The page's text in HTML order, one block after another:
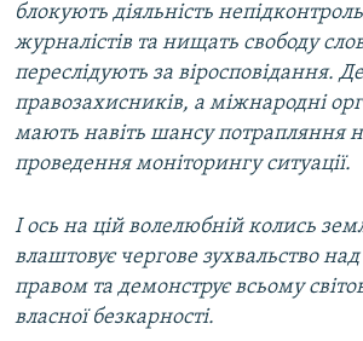
блокують діяльність
журналістів та нищать свободу
переслідують за віросповідання.
правозахисників, а міжнародні
мають навіть шансу потрапляння
проведення моніторингу ситуації.
І ось на цій волелюбній колись
влаштовує чергове зухвальство
правом та демонструє всьому
власної безкарності.